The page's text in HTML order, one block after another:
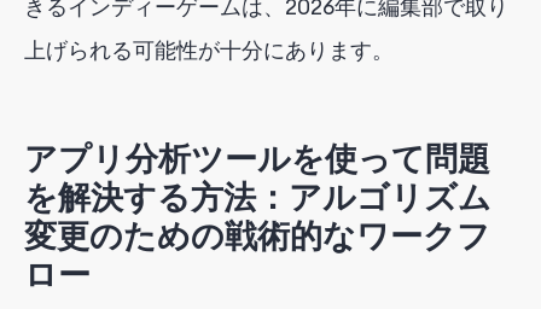
きるインディーゲームは、2026年に編集部で取り
上げられる可能性が十分にあります。
アプリ分析ツールを使って問題
を解決する方法：アルゴリズム
変更のための戦術的なワークフ
ロー